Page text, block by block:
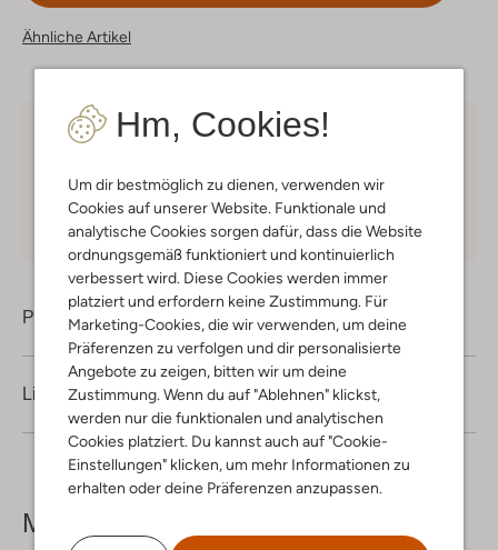
Hm, Cookies!
Um dir bestmöglich zu dienen, verwenden wir
Cookies auf unserer Website. Funktionale und
analytische Cookies sorgen dafür, dass die Website
ordnungsgemäß funktioniert und kontinuierlich
verbessert wird. Diese Cookies werden immer
platziert und erfordern keine Zustimmung. Für
Marketing-Cookies, die wir verwenden, um deine
Präferenzen zu verfolgen und dir personalisierte
Angebote zu zeigen, bitten wir um deine
Zustimmung. Wenn du auf "Ablehnen" klickst,
werden nur die funktionalen und analytischen
Cookies platziert. Du kannst auch auf "Cookie-
Einstellungen" klicken, um mehr Informationen zu
erhalten oder deine Präferenzen anzupassen.
Ähnliche Artikel
Kostenloser Versandab € 75 für Club-Omoda
Kauf auf Rechnung 30 TagenRückgaberecht
Produktinformation
Lieferung & Rückgabe
Mehr sehen